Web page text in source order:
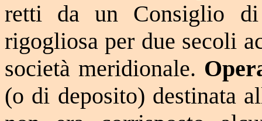
retti da un Consiglio di
rigogliosa per due secoli
società meridionale.
(o di deposito) destinata